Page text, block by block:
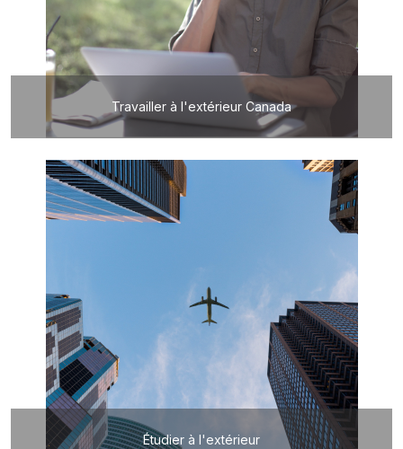
Travailler à l'extérieur Canada
Étudier à l'extérieur